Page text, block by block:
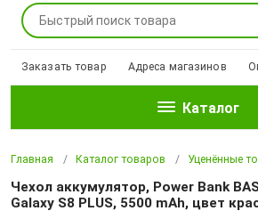
Заказать товар Адреса магазинов
Каталог
Главная Каталог товаров Уценённые
Чехол аккумулятор, Power Bank
Galaxy S8 PLUS, 5500 mAh, цвет